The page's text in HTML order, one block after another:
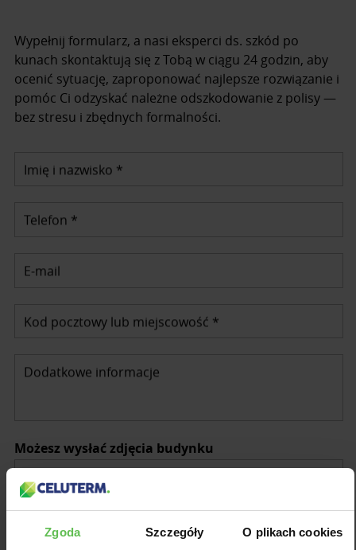
Zgoda Szczegóły O plikach cookies
Wypełnij formularz, a nasi eksperci ds. szkód po
kunach skontaktują się z Tobą w ciągu 24 godzin, aby
ocenić sytuację, zaproponować najlepsze rozwiązanie i
pomóc Ci odzyskać należne odszkodowanie z polisy —
bez stresu i zbędnych formalności.
Imię i nazwisko *
Telefon *
E-mail
Kod pocztowy lub miejscowość *
Dodatkowe informacje
Możesz wysłać zdjęcia budynku
* Wyrażam zgodę na przetwarzanie moich danych osobowych
przez Celuterm Sp. z o.o.